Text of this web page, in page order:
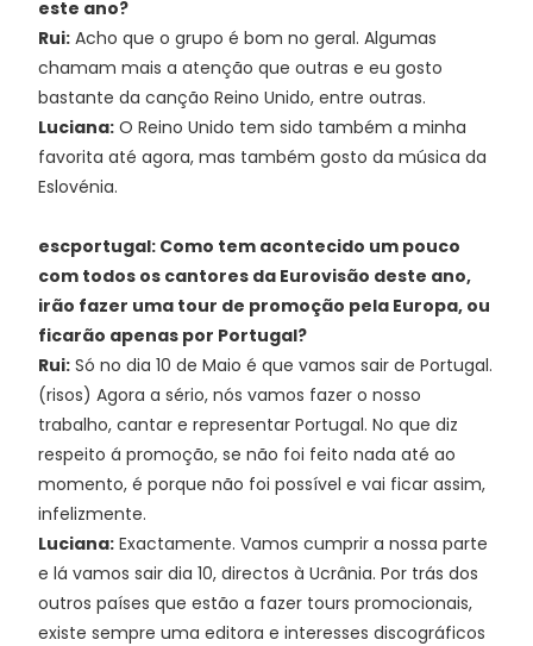
este ano?
Rui: Acho que o grupo é bom no geral. Algumas
chamam mais a atenção que outras e eu gosto
bastante da canção Reino Unido, entre outras.
Luciana: O Reino Unido tem sido também a minha
favorita até agora, mas também gosto da música da
Eslovénia.
escportugal: Como tem acontecido um pouco
com todos os cantores da Eurovisão deste ano,
irão fazer uma tour de promoção pela Europa, ou
ficarão apenas por Portugal?
Rui: Só no dia 10 de Maio é que vamos sair de Portugal.
(risos) Agora a sério, nós vamos fazer o nosso
trabalho, cantar e representar Portugal. No que diz
respeito á promoção, se não foi feito nada até ao
momento, é porque não foi possível e vai ficar assim,
infelizmente.
Luciana: Exactamente. Vamos cumprir a nossa parte
e lá vamos sair dia 10, directos à Ucrânia. Por trás dos
outros países que estão a fazer tours promocionais,
existe sempre uma editora e interesses discográficos